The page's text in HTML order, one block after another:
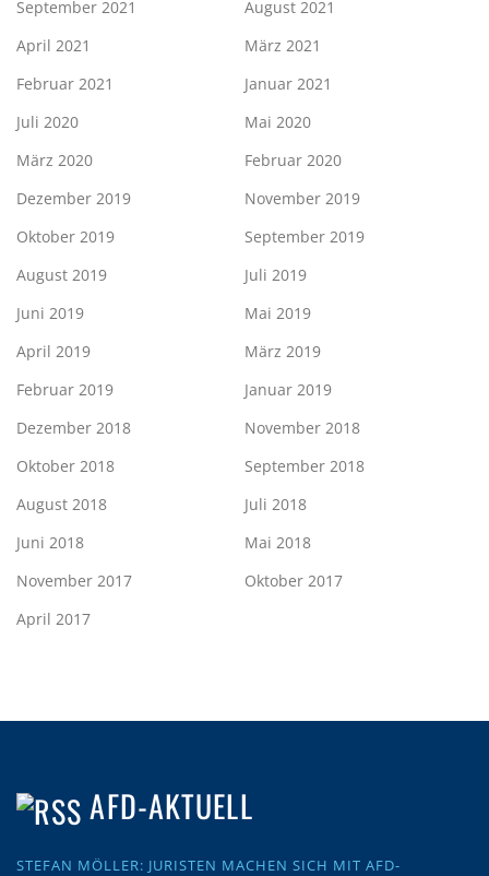
September 2021
August 2021
April 2021
März 2021
Februar 2021
Januar 2021
Juli 2020
Mai 2020
März 2020
Februar 2020
Dezember 2019
November 2019
Oktober 2019
September 2019
August 2019
Juli 2019
Juni 2019
Mai 2019
April 2019
März 2019
Februar 2019
Januar 2019
Dezember 2018
November 2018
Oktober 2018
September 2018
August 2018
Juli 2018
Juni 2018
Mai 2018
November 2017
Oktober 2017
April 2017
AFD-AKTUELL
STEFAN MÖLLER: JURISTEN MACHEN SICH MIT AFD-